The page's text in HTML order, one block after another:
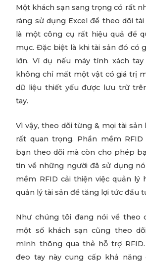
Một khách sạn sang trọng có rất
ràng sử dụng Excel để theo dõi
là một công cụ rất hiệu quả để
mục. Đặc biệt là khi tài sản đó có
lớn. Ví dụ nếu máy tính xách
không chỉ mất một vật có giá trị
dữ liệu thiết yếu được lưu trữ
tay.
Vì vậy, theo dõi từng & mọi tài
rất quan trọng. Phần mềm
bạn theo dõi mà còn cho phép
tin về những người đã sử dụng
mềm RFID cải thiện việc quản lý
quản lý tài sản để tăng lợi tức đầu
Như chúng tôi đang nói về theo
một số khách sạn cũng theo
mình thông qua thẻ hỗ trợ
đeo tay này cung cấp khả năng